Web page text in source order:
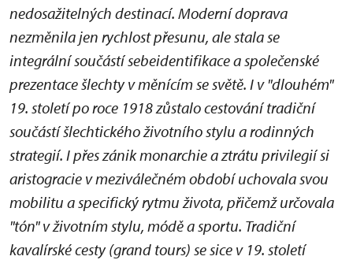
nedosažitelných destinací. Moderní doprava
nezměnila jen rychlost přesunu, ale stala se
integrální součástí sebeidentifikace a společenské
prezentace šlechty v měnícím se světě. I v "dlouhém"
19. století po roce 1918 zůstalo cestování tradiční
součástí šlechtického životního stylu a rodinných
strategií. I přes zánik monarchie a ztrátu privilegií si
aristogracie v meziválečném období uchovala svou
mobilitu a specifický rytmu života, přičemž určovala
"tón" v životním stylu, módě a sportu. Tradiční
kavalírské cesty (grand tours) se sice v 19. století